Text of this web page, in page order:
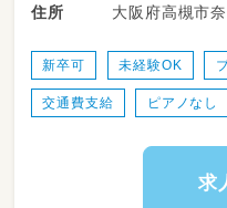
近隣の公園へ
◎委託先の保
ます。
住所
新卒可 未経験OK
交通費支給 ピアノなし
求